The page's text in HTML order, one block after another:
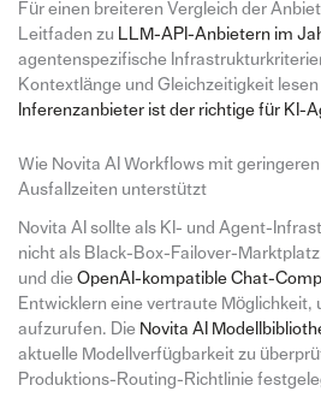
Für einen breiteren Vergleich der
Leitfaden zu LLM-API-Anbietern im
agentenspezifische
Kontextlänge und Gleichzeitigkeit lesen
Inferenzanbieter ist der richtige für KI-
Wie Novita AI Workflows mit
Ausfallzeiten unterstützt
Novita AI sollte als KI- und Agent-
nicht als Black-Box-Failover-
und die OpenAI-kompatible Chat-
Entwicklern eine vertraute Möglichkeit,
aufzurufen. Die Novita AI
aktuelle Modellverfügbarkeit zu
Produktions-Routing-Richtlinie